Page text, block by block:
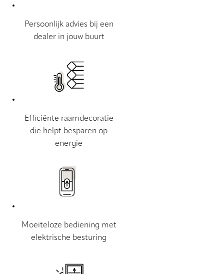
Persoonlijk advies bij een
dealer in jouw buurt
Efficiënte raamdecoratie
die helpt besparen op
energie
Moeiteloze bediening met
elektrische besturing